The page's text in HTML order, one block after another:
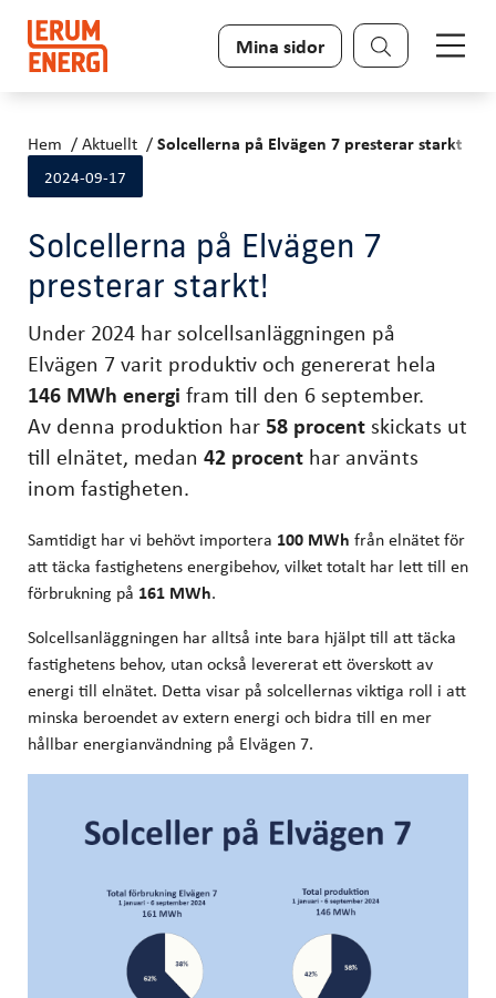
Sök
Mina sidor
Hem Aktuellt Solcellerna på Elvägen 7 presterar starkt
2024-09-17
Solcellerna på Elvägen 7
presterar starkt!
Under 2024 har solcellsanläggningen på
Elvägen 7 varit produktiv och genererat hela
146 MWh energi fram till den 6 september.
Av denna produktion har 58 procentskickats ut
till elnätet, medan 42 procent har använts
inom fastigheten.
Samtidigt har vi behövt importera 100 MWh från elnätet för
att täcka fastighetens energibehov, vilket totalt har lett till en
förbrukning på 161 MWh.
Solcellsanläggningen har alltså inte bara hjälpt till att täcka
fastighetens behov, utan också levererat ett överskott av
energi till elnätet. Detta visar på solcellernas viktiga roll i att
minska beroendet av extern energi och bidra till en mer
hållbar energianvändning på Elvägen 7.